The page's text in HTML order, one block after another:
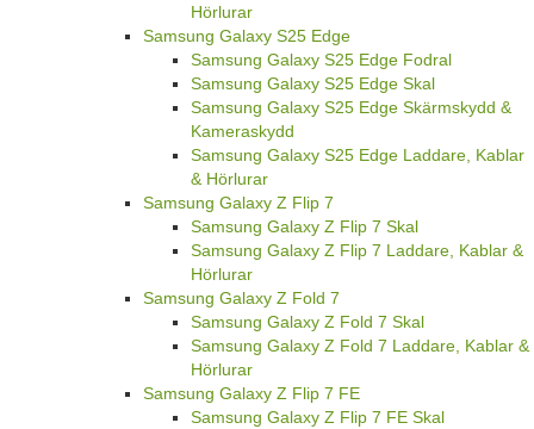
Hörlurar
Samsung Galaxy S25 Edge
Samsung Galaxy S25 Edge Fodral
Samsung Galaxy S25 Edge Skal
Samsung Galaxy S25 Edge Skärmskydd &
Kameraskydd
Samsung Galaxy S25 Edge Laddare, Kablar
& Hörlurar
Samsung Galaxy Z Flip 7
Samsung Galaxy Z Flip 7 Skal
Samsung Galaxy Z Flip 7 Laddare, Kablar &
Hörlurar
Samsung Galaxy Z Fold 7
Samsung Galaxy Z Fold 7 Skal
Samsung Galaxy Z Fold 7 Laddare, Kablar &
Hörlurar
Samsung Galaxy Z Flip 7 FE
Samsung Galaxy Z Flip 7 FE Skal